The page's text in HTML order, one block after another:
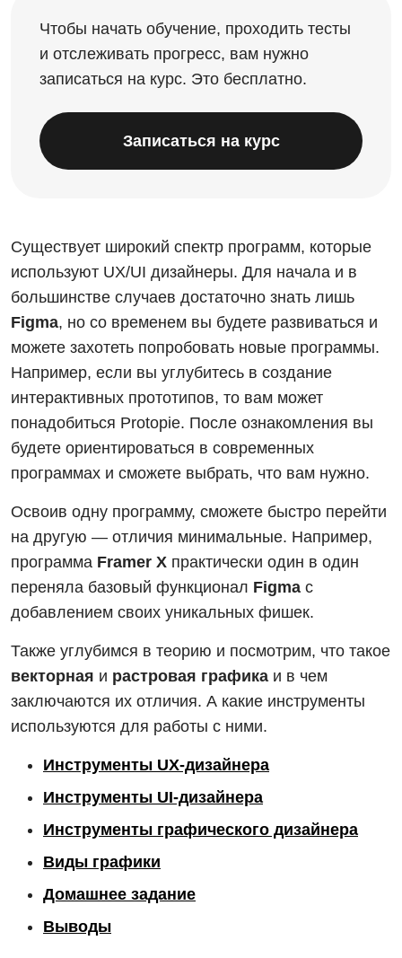
Чтобы начать обучение, проходить тесты
и отслеживать прогресс, вам нужно
записаться на курс. Это бесплатно.
Записаться на курс
Существует широкий спектр программ, которые
используют UX/UI дизайнеры. Для начала и в
большинстве случаев достаточно знать лишь
Figma, но со временем вы будете развиваться и
можете захотеть попробовать новые программы.
Например, если вы углубитесь в создание
интерактивных прототипов, то вам может
понадобиться Protopie. После ознакомления вы
будете ориентироваться в современных
программах и сможете выбрать, что вам нужно.
Освоив одну программу, сможете быстро перейти
на другую — отличия минимальные. Например,
программа Framer X практически один в один
переняла базовый функционал Figma с
добавлением своих уникальных фишек.
Также углубимся в теорию и посмотрим, что такое
векторная и растровая графика и в чем
заключаются их отличия. А какие инструменты
используются для работы с ними.
Инструменты UX-дизайнера
Инструменты UI-дизайнера
Инструменты графического дизайнера
Виды графики
Домашнее задание
Выводы